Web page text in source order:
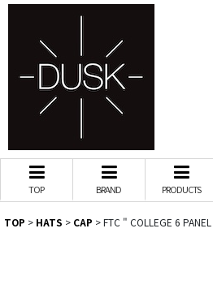
TOP BRAND PRODUCTS
TOP > HATS > CAP >FTC " COLLEGE 6